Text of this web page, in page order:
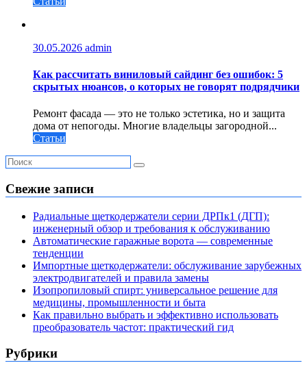
30.05.2026 admin
Как рассчитать виниловый сайдинг без ошибок: 5
скрытых нюансов, о которых не говорят подрядчики
Ремонт фасада — это не только эстетика, но и защита
дома от непогоды. Многие владельцы загородной...
Статьи
Свежие записи
Радиальные щеткодержатели серии ДРПк1 (ДГП):
инженерный обзор и требования к обслуживанию
Автоматические гаражные ворота — современные
тенденции
Импортные щеткодержатели: обслуживание зарубежных
электродвигателей и правила замены
Изопропиловый спирт: универсальное решение для
медицины, промышленности и быта
Как правильно выбрать и эффективно использовать
преобразователь частот: практический гид
Рубрики